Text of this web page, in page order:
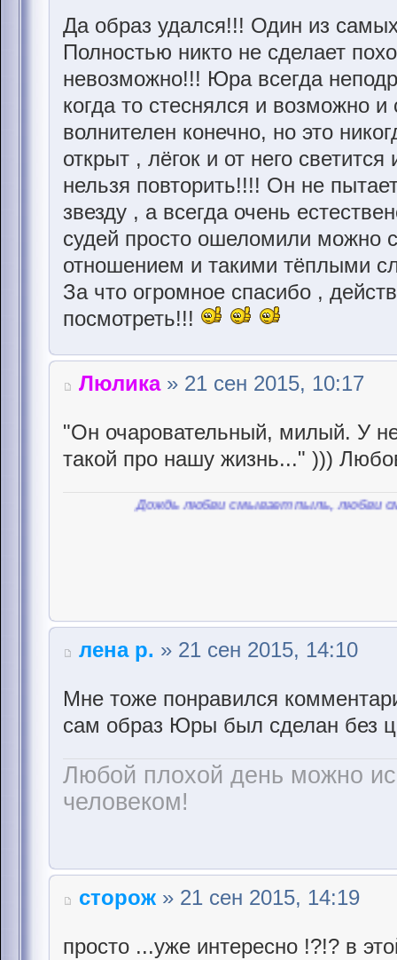
Да образ удался!!! Один из
Полностью никто не сделает
невозможно!!! Юра всегда
когда то стеснялся и возможно
волнителен конечно, но это
открыт , лёгок и от него
нельзя повторить!!!! Он не
звезду , а всегда очень
судей просто ошеломили можно
отношением и такими тёплыми
За что огромное спасибо ,
посмотреть!!!
Люлика» 21 сен 2015, 10:17
"Он очаровательный, милый. У
такой про нашу жизнь..." )))
Дождь любви смывает пыль, любви смывает пыль
лена р. » 21 сен 2015, 14:10
Мне тоже понравился
сам образ Юры был сделан без
Любой плохой день можно
человеком!
сторож » 21 сен 2015, 14:19
просто ...ужe интeрeсно !?!? в